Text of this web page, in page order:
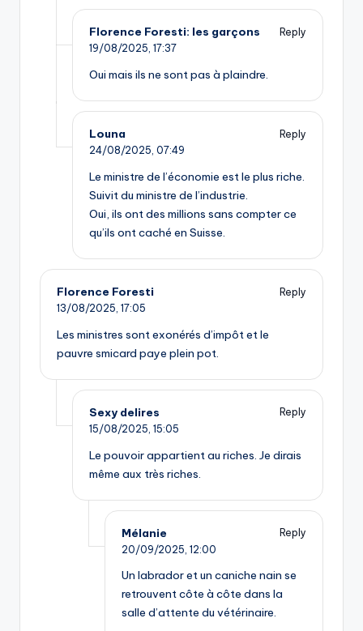
Florence Foresti: les garçons
Reply
19/08/2025, 17:37
Oui mais ils ne sont pas à plaindre.
Louna
Reply
24/08/2025, 07:49
Le ministre de l’économie est le plus riche.
Suivit du ministre de l’industrie.
Oui, ils ont des millions sans compter ce
qu’ils ont caché en Suisse.
Florence Foresti
Reply
13/08/2025, 17:05
Les ministres sont exonérés d’impôt et le
pauvre smicard paye plein pot.
Sexy delires
Reply
15/08/2025, 15:05
Le pouvoir appartient au riches. Je dirais
même aux très riches.
Mélanie
Reply
20/09/2025, 12:00
Un labrador et un caniche nain se
retrouvent côte à côte dans la
salle d’attente du vétérinaire.